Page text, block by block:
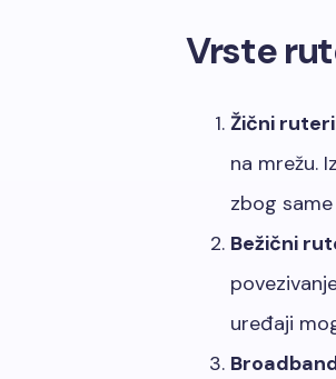
Vrste
Žični ruteri
na mrežu.
zbog
Bežični
uređaji